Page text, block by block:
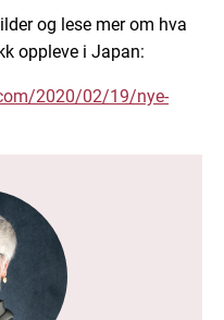
og lese mer om hva
oppleve i Japan:
2020/02/19/nye-